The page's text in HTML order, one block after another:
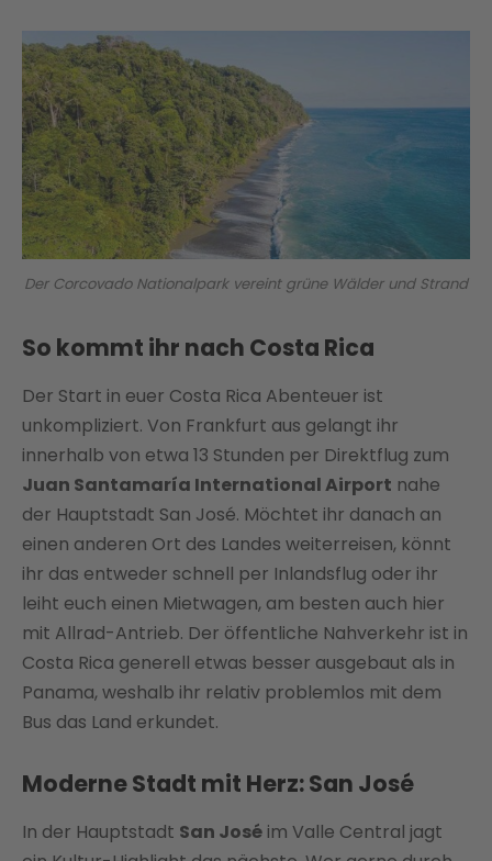
Der Corcovado Nationalpark vereint grüne Wälder und Strand
So kommt ihr nach Costa Rica
Der Start in euer Costa Rica Abenteuer ist
unkompliziert. Von Frankfurt aus gelangt ihr
innerhalb von etwa 13 Stunden per Direktflug zum
Juan Santamaría International Airport nahe
der Hauptstadt San José. Möchtet ihr danach an
einen anderen Ort des Landes weiterreisen, könnt
ihr das entweder schnell per Inlandsflug oder ihr
leiht euch einen Mietwagen, am besten auch hier
mit Allrad-Antrieb. Der öffentliche Nahverkehr ist in
Costa Rica generell etwas besser ausgebaut als in
Panama, weshalb ihr relativ problemlos mit dem
Bus das Land erkundet.
Moderne Stadt mit Herz: San José
In der Hauptstadt San José im Valle Central jagt